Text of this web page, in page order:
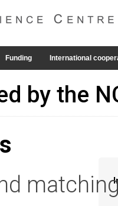
Funding International
by the